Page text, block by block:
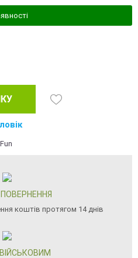
ПОВЕРНЕННЯ
коштів протягом 14 днів